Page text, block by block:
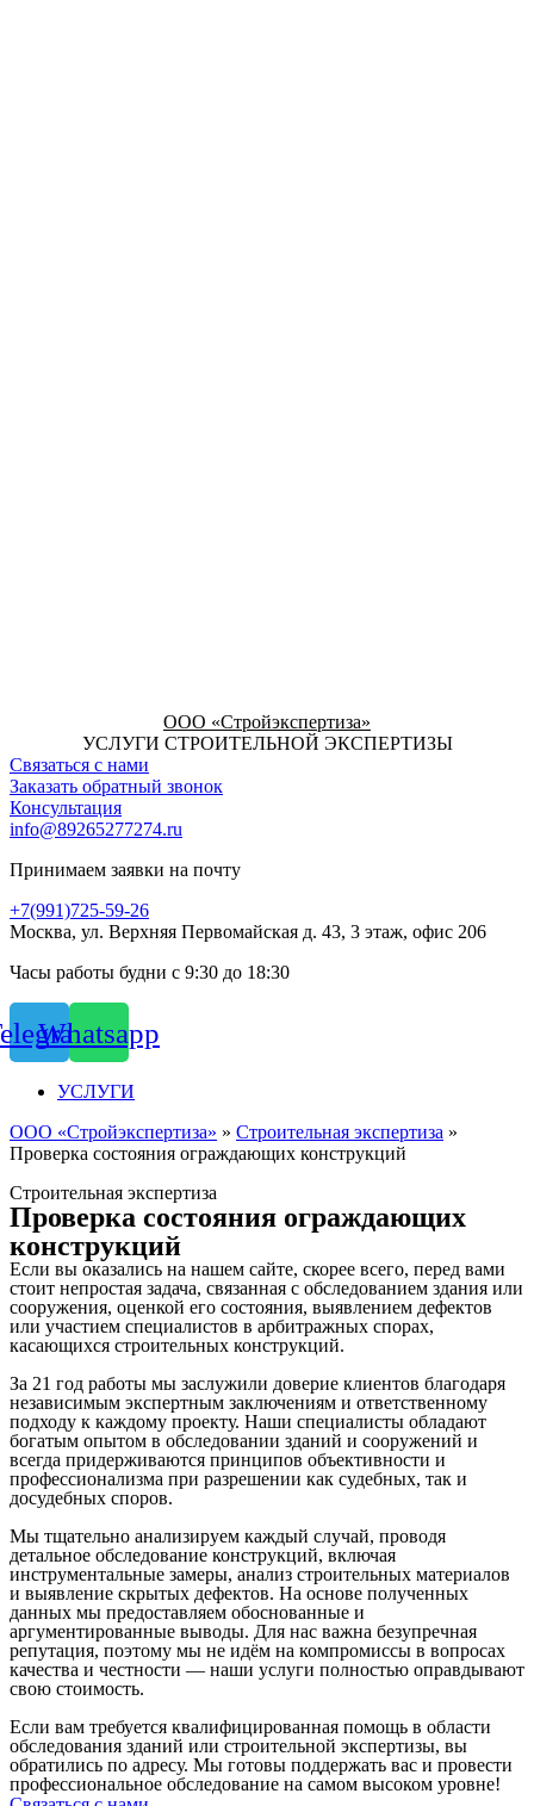
ООО «Стройэкспертиза»
УСЛУГИ СТРОИТЕЛЬНОЙ ЭКСПЕРТИЗЫ
Связаться с нами
Заказать обратный звонок
Консультация
info@89265277274.ru
Принимаем заявки на почту
+7(991)725-59-26
Москва, ул. Верхняя Первомайская д. 43, 3 этаж, офис 206
Часы работы будни с 9:30 до 18:30
Whatsapp
УСЛУГИ
ООО «Стройэкспертиза» » Строительная экспертиза »
Проверка состояния ограждающих конструкций
Строительная экспертиза
Проверка состояния ограждающих
конструкций
Если вы оказались на нашем сайте, скорее всего, перед вами
стоит непростая задача, связанная с обследованием здания или
сооружения, оценкой его состояния, выявлением дефектов
или участием специалистов в арбитражных спорах,
касающихся строительных конструкций.
За 21 год работы мы заслужили доверие клиентов благодаря
независимым экспертным заключениям и ответственному
подходу к каждому проекту. Наши специалисты обладают
богатым опытом в обследовании зданий и сооружений и
всегда придерживаются принципов объективности и
профессионализма при разрешении как судебных, так и
досудебных споров.
Мы тщательно анализируем каждый случай, проводя
детальное обследование конструкций, включая
инструментальные замеры, анализ строительных материалов
и выявление скрытых дефектов. На основе полученных
данных мы предоставляем обоснованные и
аргументированные выводы. Для нас важна безупречная
репутация, поэтому мы не идём на компромиссы в вопросах
качества и честности — наши услуги полностью оправдывают
свою стоимость.
Если вам требуется квалифицированная помощь в области
обследования зданий или строительной экспертизы, вы
обратились по адресу. Мы готовы поддержать вас и провести
профессиональное обследование на самом высоком уровне!